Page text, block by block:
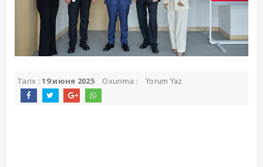
Tarix :19 июня 2025 Oxunma : Yorum Yaz